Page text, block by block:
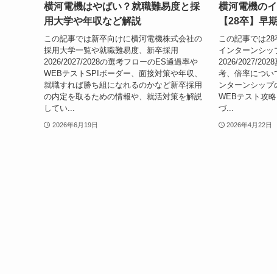
横河電機はやばい？就職難易度と採
用大学や年収など解説
この記事では新卒向けに横河電機株式会社の
採用大学一覧や就職難易度、新卒採用
2026/2027/2028の選考フローのES通過率や
WEBテストSPIボーダー、面接対策や年収、
就職すれば勝ち組になれるのかなど新卒採用
の内定を取るための情報や、就活対策を解説
してい...
2026年6月19日
横河電機の
【28卒】早
この記事では
インターンシッ
2026/2027/
考、倍率につい
ンターンシッ
WEBテスト攻
づ...
2026年4月22日